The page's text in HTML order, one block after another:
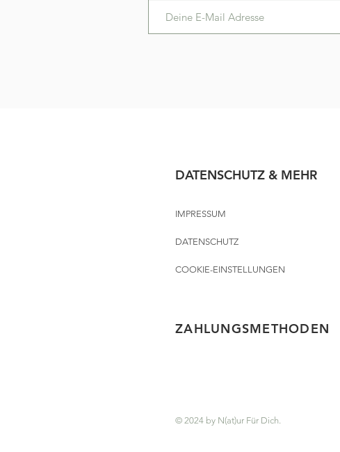
DATENSCHUTZ & MEHR
IMPRESSUM
DATENSCHUTZ
COOKIE-EINSTELLUNGEN
ZAHLUNGSMETHODEN
© 2024 by N(at)ur Für Dich.